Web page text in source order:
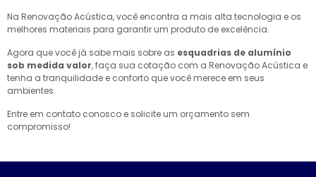
Na Renovação Acústica, você encontra a mais alta tecnologia e os
melhores materiais para garantir um produto de excelência.
Agora que você já sabe mais sobre as esquadrias de alumínio
sob medida valor, faça sua cotação com a Renovação Acústica e
tenha a tranquilidade e conforto que você merece em seus
ambientes.
Entre em contato conosco e solicite um orçamento sem
compromisso!